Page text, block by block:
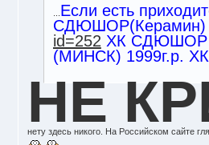
Если есть
СДЮШОР(Керамин)
id=252 ХК СДЮШОР
(МИНСК) 1999г.р.
НЕ
нету здесь никого. На Российском сайте